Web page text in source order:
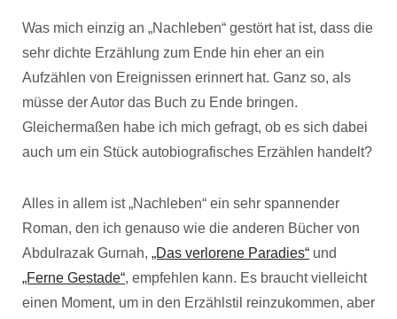
Was mich einzig an „Nachleben“ gestört hat ist, dass die
sehr dichte Erzählung zum Ende hin eher an ein
Aufzählen von Ereignissen erinnert hat. Ganz so, als
müsse der Autor das Buch zu Ende bringen.
Gleichermaßen habe ich mich gefragt, ob es sich dabei
auch um ein Stück autobiografisches Erzählen handelt?
Alles in allem ist „Nachleben“ ein sehr spannender
Roman, den ich genauso wie die anderen Bücher von
Abdulrazak Gurnah, „Das verlorene Paradies“ und
„Ferne Gestade“, empfehlen kann. Es braucht vielleicht
einen Moment, um in den Erzählstil reinzukommen, aber